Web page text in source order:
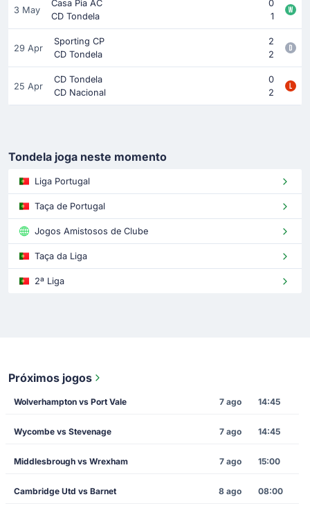
3 May
Casa Pia AC
0
CD Tondela
1
29 Apr
Sporting CP
2
CD Tondela
2
25 Apr
CD Tondela
0
CD Nacional
2
Tondela joga neste momento
Liga Portugal
Taça de Portugal
Jogos Amistosos de Clube
Taça da Liga
2ª Liga
Próximos jogos
Wolverhampton vs Port Vale 7 ago 14:45
Wycombe vs Stevenage 7 ago 14:45
Middlesbrough vs Wrexham 7 ago 15:00
Cambridge Utd vs Barnet 8 ago 08:00